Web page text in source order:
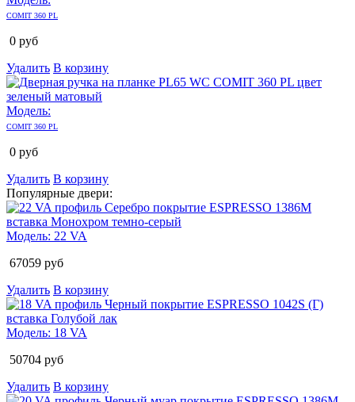
COMIT 360 PL
0 руб
Удалить В корзину
Модель:
COMIT 360 PL
0 руб
Удалить В корзину
Популярные двери:
Модель: 22 VA
67059 руб
Удалить В корзину
Модель: 18 VA
50704 руб
Удалить В корзину